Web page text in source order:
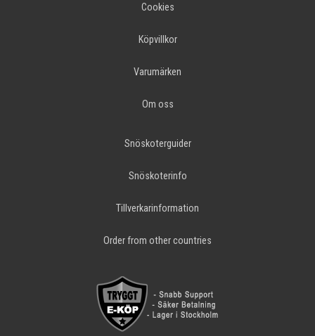
Cookies
Köpvillkor
Varumärken
Om oss
Snöskoterguider
Snöskoterinfo
Tillverkarinformation
Order from other countries